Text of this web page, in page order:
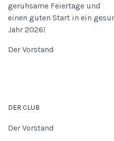
geruhsame Feiertage und
einen guten Start in ein
Jahr 2026!
Der Vorstand
DER CLUB
Der Vorstand